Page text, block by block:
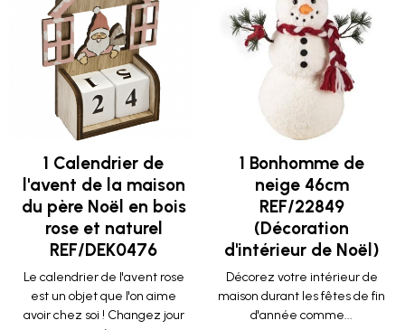
1 Calendrier de
l'avent de la maison
du père Noël en bois
rose et naturel
REF/DEK0476
Le calendrier de l'avent rose
est un objet que l'on aime
avoir chez soi ! Changez jour
1 Bonhomme de
neige 46cm
REF/22849
(Décoration
d'intérieur de Noël)
Décorez votre intérieur de
maison durant les fêtes de fin
d'année comme...